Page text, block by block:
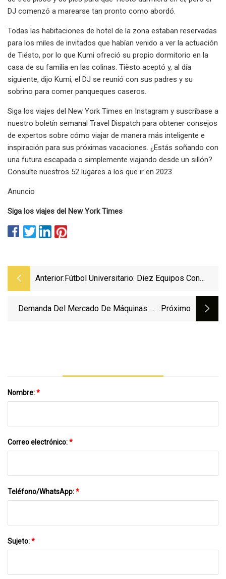
DJ comenzó a marearse tan pronto como abordó.
Todas las habitaciones de hotel de la zona estaban reservadas
para los miles de invitados que habían venido a ver la actuación
de Tiësto, por lo que Kumi ofreció su propio dormitorio en la
casa de su familia en las colinas. Tiësto aceptó y, al día
siguiente, dijo Kumi, el DJ se reunió con sus padres y su
sobrino para comer panqueques caseros.
Siga los viajes del New York Times en Instagram y suscríbase a
nuestro boletín semanal Travel Dispatch para obtener consejos
de expertos sobre cómo viajar de manera más inteligente e
inspiración para sus próximas vacaciones. ¿Estás soñando con
una futura escapada o simplemente viajando desde un sillón?
Consulte nuestros 52 lugares a los que ir en 2023.
Anuncio
Siga los viajes del New York Times
Anterior: Fútbol Universitario: Diez Equipos Con
Demanda Del Mercado De Máquinas De :próximo
Nombre:*
Correo electrónico:*
Teléfono/WhatsApp:*
Sujeto:*